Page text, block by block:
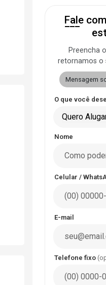
Fale
Preencha
retornamos o
Mensagem
O que você
Quero
Nome
Celular /
E-mail
Telefone fixo